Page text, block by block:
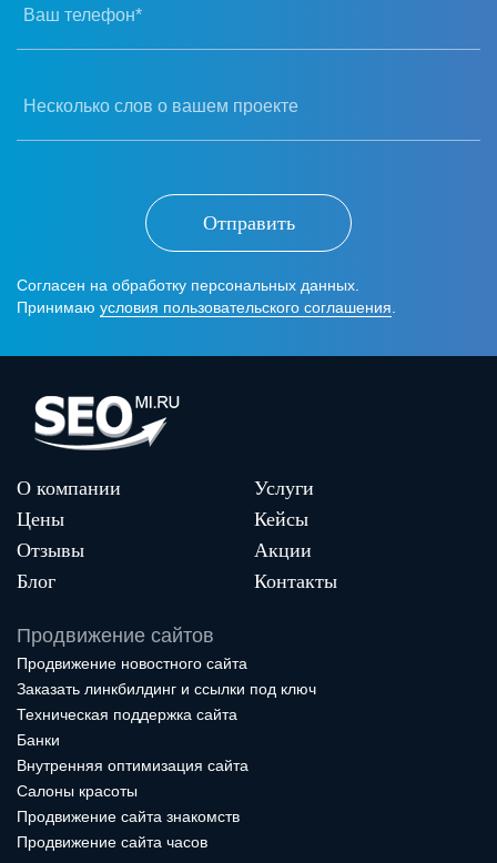
Ваш телефон*
Несколько слов о вашем проекте
Отправить
Согласен на обработку персональных данных.
Принимаю условия пользовательского соглашения.
О компании
Услуги
Цены
Кейсы
Отзывы
Акции
Блог
Контакты
Продвижение сайтов
Продвижение новостного сайта
Заказать линкбилдинг и ссылки под ключ
Техническая поддержка сайта
Банки
Внутренняя оптимизация сайта
Салоны красоты
Продвижение сайта знакомств
Продвижение сайта часов